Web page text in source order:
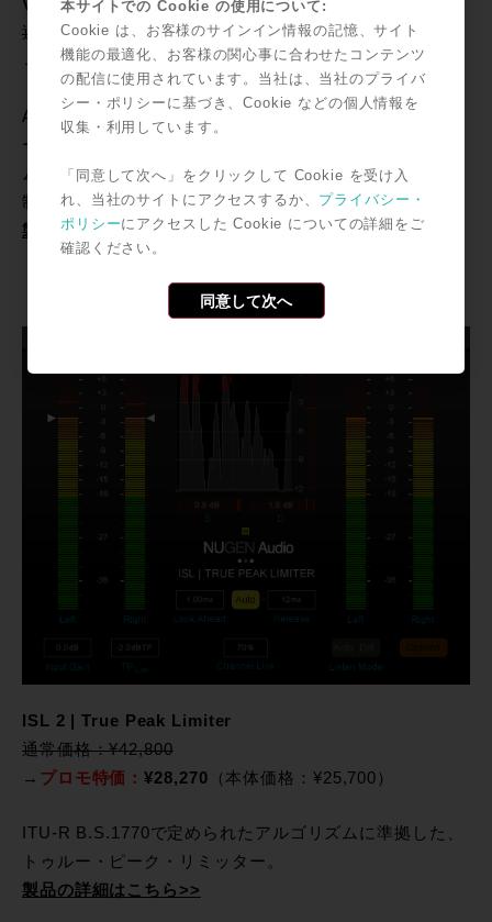
VisLM-H 2
通常価格：¥77,100
→
プロモ特価：¥50,930（本体価格：¥46,300）
ARIB TR-B32等の規準に対応したラウドネス&トゥル
ー・ピーク・メーター。インテグレート、ショートタイ
ム、ダイナミクスレンジなど、ラウドネス基準に準じた
制作に欠かせない機能を備えています。
製品の詳細はこちら>>
ISL 2 | True Peak Limiter
通常価格：¥42,800
→ プロモ特価：¥28,270 （本体価格：¥25,700）
ITU-R B.S.1770で定められたアルゴリズムに準拠した、
トゥルー・ピーク・リミッター。
製品の詳細はこちら>>
本サイトでの Cookie の使用について:
Cookie は、お客様のサインイン情報の記憶、サイト
機能の最適化、お客様の関心事に合わせたコンテンツ
の配信に使用されています。当社は、当社のプライバ
シー・ポリシーに基づき、Cookie などの個人情報を
収集・利用しています。
「同意して次へ」をクリックして Cookie を受け入
れ、当社のサイトにアクセスするか、 プライバシー・
ポリシーにアクセスした Cookie についての詳細をご
確認ください。
同意して次へ